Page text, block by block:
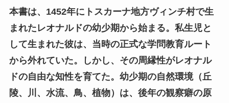
本書は、1452年にトスカーナ地方ヴィンチ村で生
まれたレオナルドの幼少期から始まる。私生児と
して生まれた彼は、当時の正式な学問教育ルート
から外れていた。しかし、その周縁性がレオナル
ドの自由な知性を育てた。幼少期の自然環境（丘
陵、川、水流、鳥、植物）は、後年の観察癖の原